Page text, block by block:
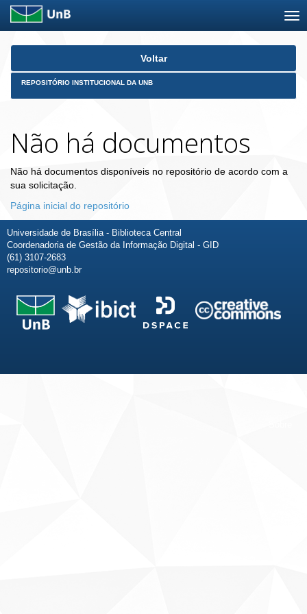
Skip
Voltar
REPOSITÓRIO INSTITUCIONAL DA UNB
Não há documentos
Não há documentos disponíveis no repositório de acordo com a
sua solicitação.
Página inicial do repositório
Universidade de Brasília - Biblioteca Central
Coordenadoria de Gestão da Informação Digital - GID
(61) 3107-2683
repositorio@unb.br